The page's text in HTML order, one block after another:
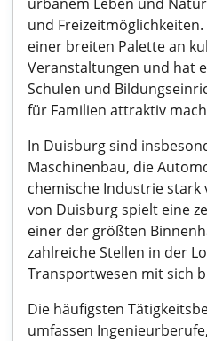
und
einer breiten Palette an
Veranstaltungen und hat
Schulen und
für Familien attraktiv
In Duisburg sind
Maschinenbau, die
chemische Industrie stark
von Duisburg spielt eine
einer der größten
zahlreiche Stellen in der
Transportwesen mit sich
Die häufigsten
umfassen